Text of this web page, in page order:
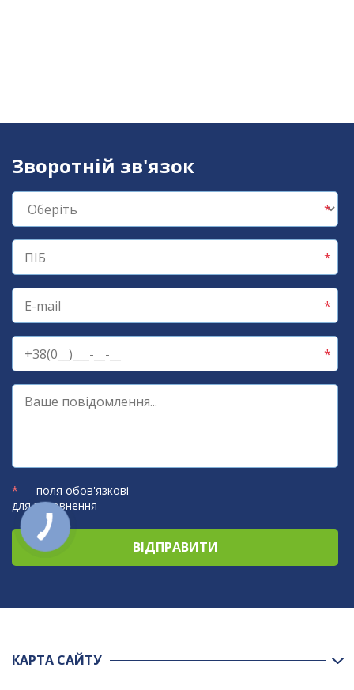
Зворотній зв'язок
* — поля обов'язкові
для заповнення
КАРТА САЙТУ